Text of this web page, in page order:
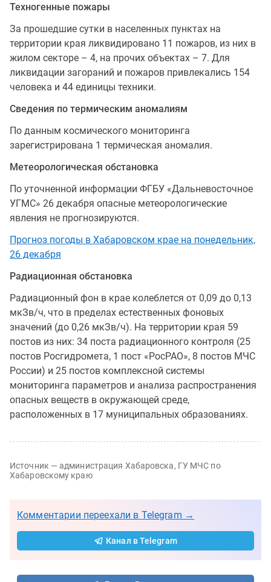
Техногенные пожары
За прошедшие сутки в населенных пунктах на
территории края ликвидировано 11 пожаров, из них в
жилом секторе – 4, на прочих объектах – 7. Для
ликвидации загораний и пожаров привлекались 154
человека и 44 единицы техники.
Сведения по термическим аномалиям
По данным космического мониторинга
зарегистрирована 1 термическая аномалия.
Метеорологическая обстановка
По уточненной информации ФГБУ «Дальневосточное
УГМС» 26 декабря опасные метеорологические
явления не прогнозируются.
Прогноз погоды в Хабаровском крае на понедельник,
26 декабря
Радиационная обстановка
Радиационный фон в крае колеблется от 0,09 до 0,13
мкЗв/ч, что в пределах естественных фоновых
значений (до 0,26 мкЗв/ч). На территории края 59
постов из них: 34 поста радиационного контроля (25
постов Росгидромета, 1 пост «РосРАО», 8 постов МЧС
России) и 25 постов комплексной системы
мониторинга параметров и анализа распространения
опасных веществ в окружающей среде,
расположенных в 17 муниципальных образованиях.
Источник — администрация Хабаровска, ГУ МЧС по
Хабаровскому краю
Комментарии переехали в Telegram →
Канал в Telegram